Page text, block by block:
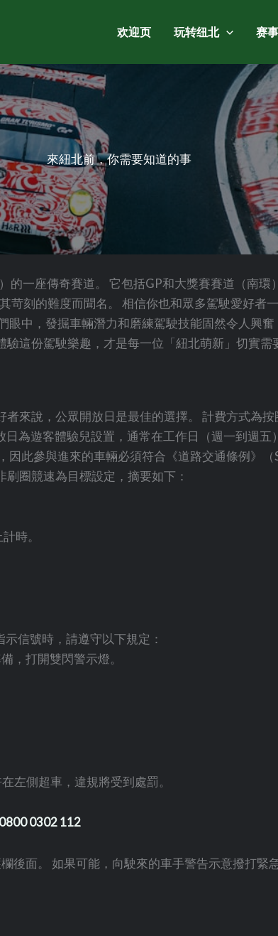
欢迎页 玩转纽北 赛
來紐北前，你需要知道的事
一座傳奇賽道。 它包括GP和大獎賽賽道（南
刻的難度而聞名。 相信你也和眾多駕駛愛好者
中，發掘車輛潛力和磨練駕駛技能固然令人興
這份駕駛樂趣，才是每一位「紐北萌新」切實需
來說，公眾開放日是最佳的選擇。 計費方式為
為遊客體驗兒設置，通常在工作日（週一到週
此參與進來的車輛必須符合《道路交通條例》
圈競速為目標設定，摘要如下：
時。
信號時，請遵守以下規定：
，打開雙閃警示燈。
左側超車，違規將受到處罰。
0800 0302 112
面。 如果可能，向駛來的車手警告示意撥打緊